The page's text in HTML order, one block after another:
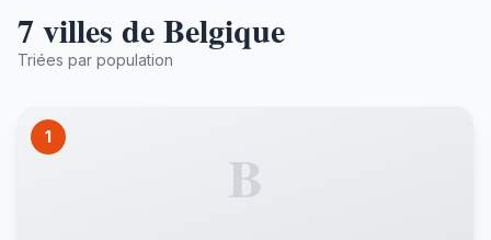
7 villes de Belgique
Triées par population
1
B